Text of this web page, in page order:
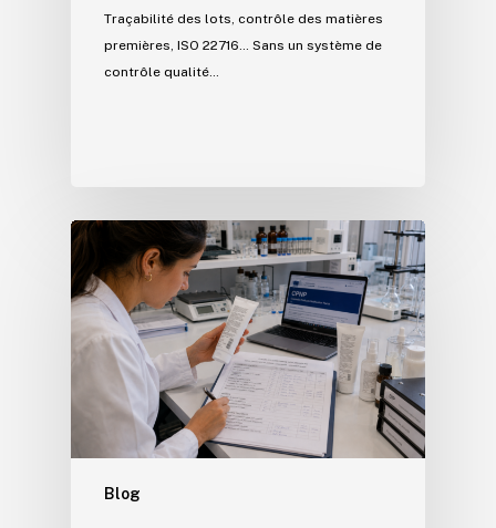
Traçabilité des lots, contrôle des matières
premières, ISO 22716… Sans un système de
contrôle qualité…
Blog